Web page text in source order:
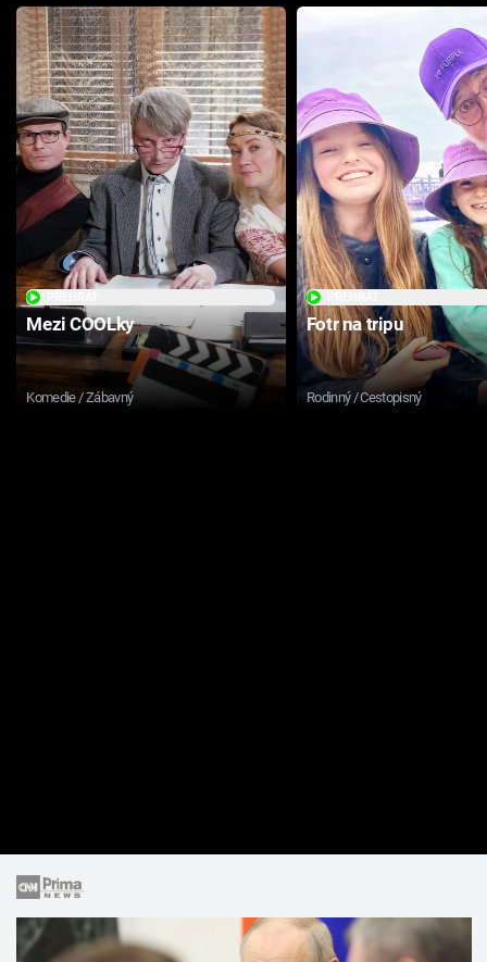
Mezi COOLky
Komedie / Zábavný
Fotr na tripu
Rodinný / Cestopisný